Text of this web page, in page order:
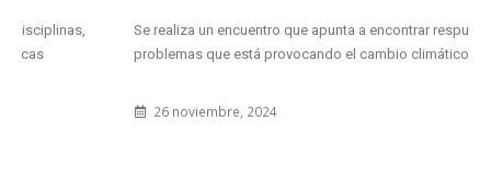
Se realiza un encuentro que apunta a encontrar respuestas frente a los
problemas que está provocando el cambio climático sobre...
26 noviembre, 2024